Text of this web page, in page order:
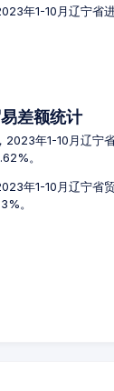
年1-10月辽宁省
易差额统计
2023年1-10月辽宁
。
年1-10月辽宁省
。